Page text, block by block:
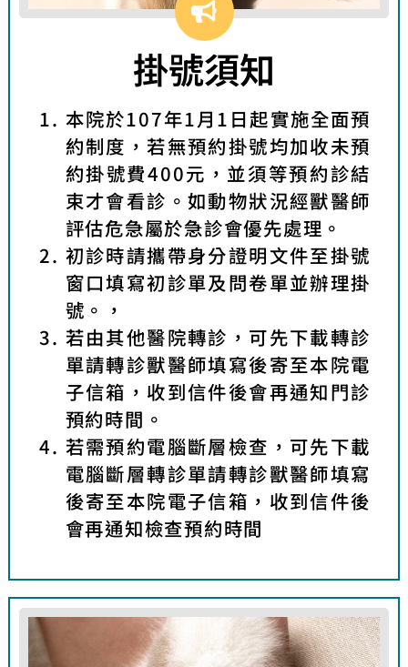
掛號須知
本院於107年1月1日起實施全面預
約制度，若無預約掛號均加收未預
約掛號費400元，並須等預約診結
束才會看診。如動物狀況經獸醫師
評估危急屬於急診會優先處理。
初診時請攜帶身分證明文件至掛號
窗口填寫初診單及問卷單並辦理掛
號。，
若由其他醫院轉診，可先下載轉診
單請轉診獸醫師填寫後寄至本院電
子信箱，收到信件後會再通知門診
預約時間。
若需預約電腦斷層檢查，可先下載
電腦斷層轉診單請轉診獸醫師填寫
後寄至本院電子信箱，收到信件後
會再通知檢查預約時間